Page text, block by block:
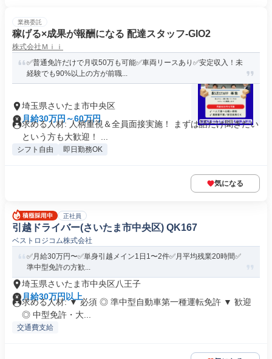
業務委託
稼げる×成果が報酬になる 配達スタッフ-GIO2
株式会社Ｍｉｉ
✅普通免許だけで月収50万も可能✅車両リースあり✅安定収入！未
経験でも90%以上の方が前職...
埼玉県さいたま市中央区
月給30万円～60万円
求める人材: 人柄重視＆全員面接実施！ まずは話だけ聞きたい
という方も大歓迎！ ...
シフト自由 即日勤務OK
気になる
正社員
引越ドライバー(さいたま市中央区) QK167
ベストロジコム株式会社
✅️月給30万円〜✅️単身引越メイン1日1〜2件✅️月平均残業20時間✅️
準中型免許の方歓...
埼玉県さいたま市中央区八王子
月給30万円以上
求める人材: ▼ 必須 ◎ 準中型自動車第一種運転免許 ▼ 歓迎
◎ 中型免許・大...
交通費支給